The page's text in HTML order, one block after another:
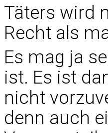
Täters wird
Recht als
Es mag ja
ist. Es ist
nicht
denn auch